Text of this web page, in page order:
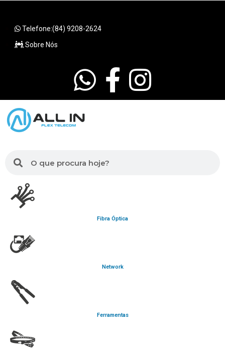
Telefone:(84) 9208-2624
Sobre Nós
Fibra Óptica
Network
Ferramentas